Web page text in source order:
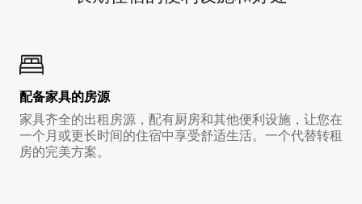
配备家具的房源
家具齐全的出租房源，配有厨房和其他便利设施，让您在
一个月或更长时间的住宿中享受舒适生活。一个代替转租
房的完美方案。